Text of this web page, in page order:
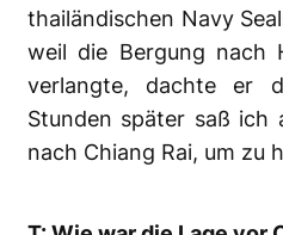
thailändischen Navy
weil die Bergung nach
verlangte, dachte er
Stunden später saß ich
nach Chiang Rai, um zu